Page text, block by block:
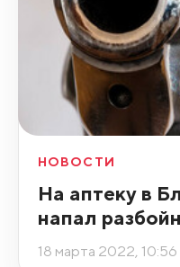
НОВОСТИ
На аптеку в
напал
18 марта 2022, 10:56